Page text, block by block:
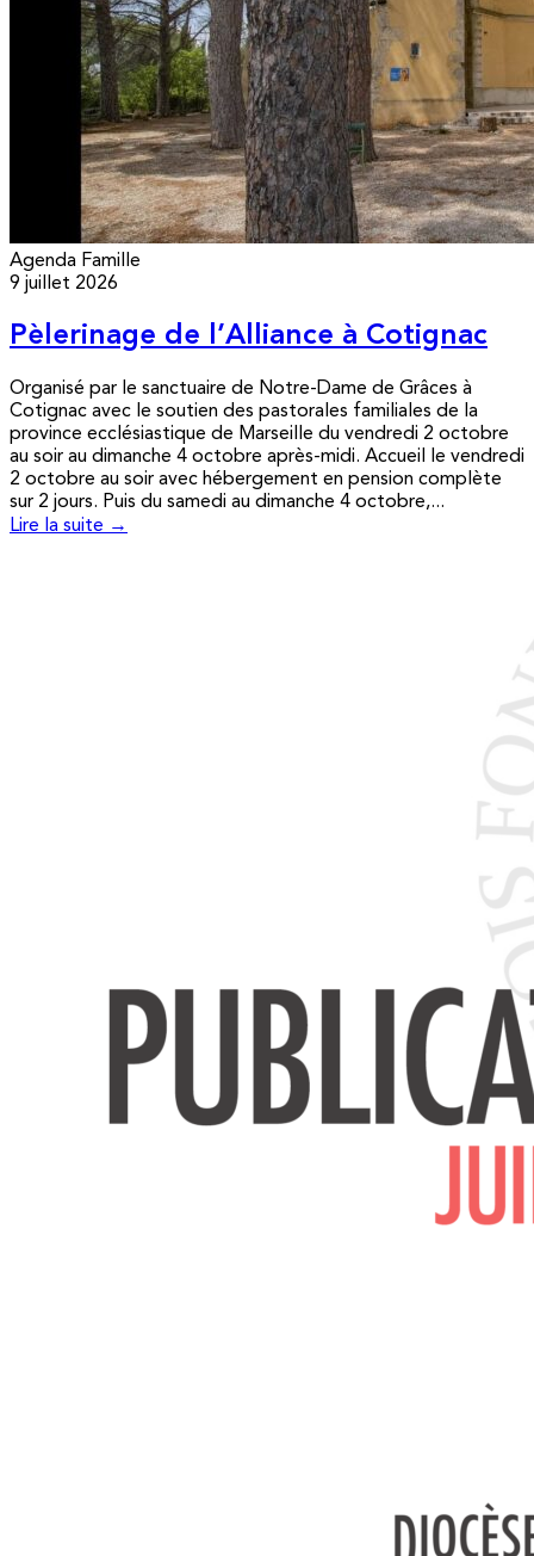
Agenda Famille
9 juillet 2026
Pèlerinage de l’Alliance à Cotignac
Organisé par le sanctuaire de Notre-Dame de Grâces à
Cotignac avec le soutien des pastorales familiales de la
province ecclésiastique de Marseille du vendredi 2 octobre
au soir au dimanche 4 octobre après-midi. Accueil le vendredi
2 octobre au soir avec hébergement en pension complète
sur 2 jours. Puis du samedi au dimanche 4 octobre,...
Lire la suite →